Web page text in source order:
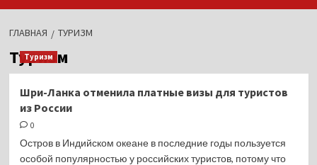
ГЛАВНАЯ ТУРИЗМ
Туризм
Туризм
Шри-Ланка отменила платные визы для туристов
из России
0
Остров в Индийском океане в последние годы пользуется
особой популярностью у российских туристов, потому что